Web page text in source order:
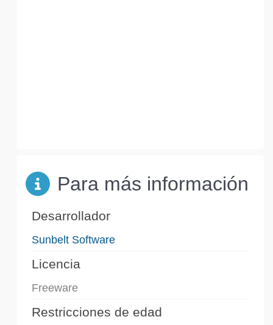
Para más información
Desarrollador
Sunbelt Software
Licencia
Freeware
Restricciones de edad